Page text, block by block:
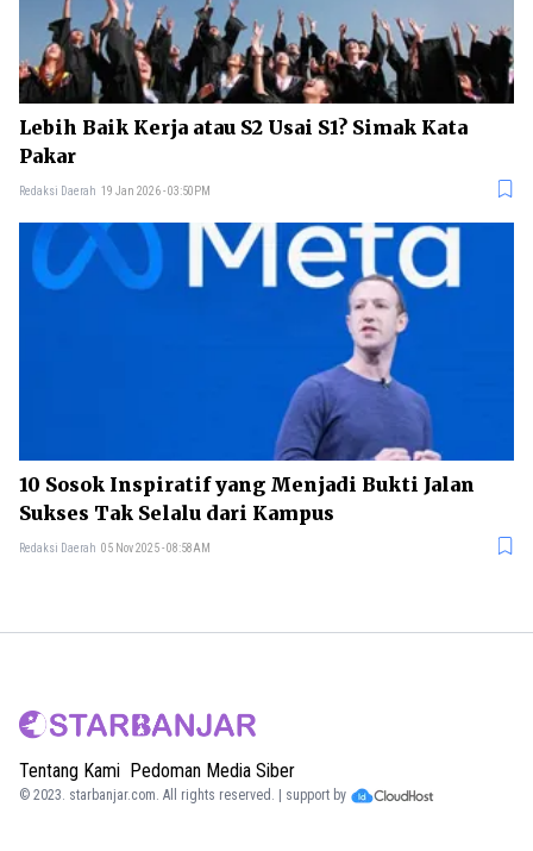
Lebih Baik Kerja atau S2 Usai S1? Simak Kata
Pakar
Redaksi Daerah 19 Jan 2026 - 03:50PM
10 Sosok Inspiratif yang Menjadi Bukti Jalan
Sukses Tak Selalu dari Kampus
Redaksi Daerah 05 Nov 2025 - 08:58AM
Tentang Kami Pedoman Media Siber
© 2023. starbanjar.com. All rights reserved. | support by